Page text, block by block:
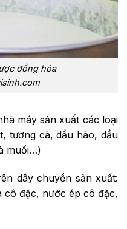
đồng hóa
máy sản xuất các loại
tương cà, dầu hào, dầu
muối…)
dây chuyền sản xuất:
cô đặc, nước ép cô đặc,